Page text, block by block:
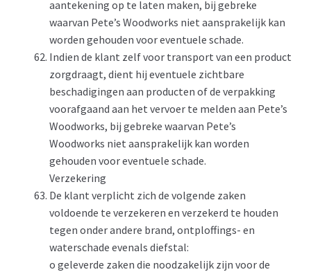
aantekening op te laten maken, bij gebreke
waarvan Pete’s Woodworks niet aansprakelijk kan
worden gehouden voor eventuele schade.
Indien de klant zelf voor transport van een product
zorgdraagt, dient hij eventuele zichtbare
beschadigingen aan producten of de verpakking
voorafgaand aan het vervoer te melden aan Pete’s
Woodworks, bij gebreke waarvan Pete’s
Woodworks niet aansprakelijk kan worden
gehouden voor eventuele schade.
Verzekering
De klant verplicht zich de volgende zaken
voldoende te verzekeren en verzekerd te houden
tegen onder andere brand, ontploffings- en
waterschade evenals diefstal:
o geleverde zaken die noodzakelijk zijn voor de